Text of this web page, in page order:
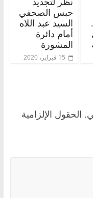
حبس الصحفي
السيد عبد اللاه
أمام دائرة
المشورة
15 فبراير، 2020
الحقول الإلزامية